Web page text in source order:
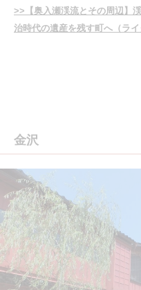
>>【奥入瀬渓流とその周辺】
治時代の遺産を残す町へ（ライ
金沢